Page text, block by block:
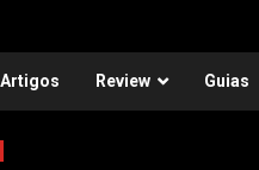
Artigos Review Guias